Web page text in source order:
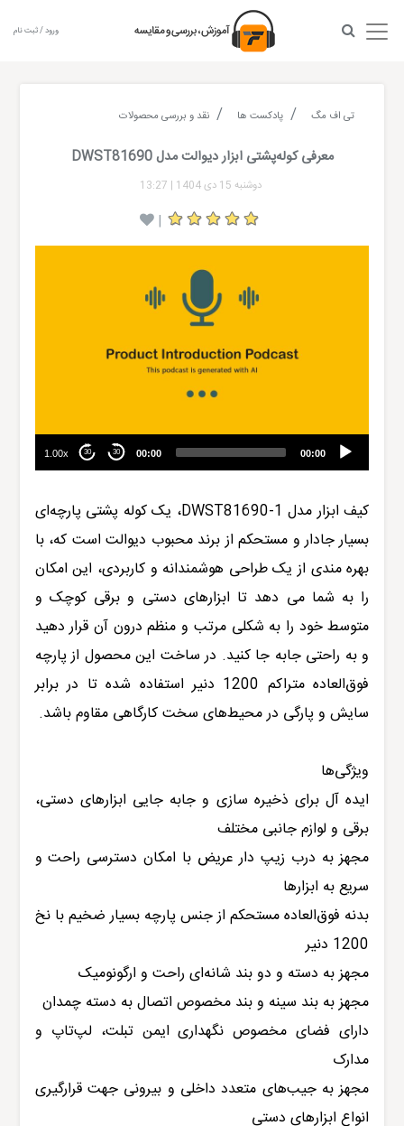
ورود / ثبت نام
تی اف مگ پادکست ها نقد و بررسی محصولات
معرفی کوله‌پشتی ابزار دیوالت مدل DWST81690
دوشنبه 15 دی 1404 |
13:27
|
00:00
00:00
30
30
1.00x
کیف ابزار مدل DWST81690-1، یک کوله پشتی پارچه‌ای
بسیار جادار و مستحکم از برند محبوب دیوالت است که، با
بهره مندی از یک طراحی هوشمندانه و کاربردی، این امکان
را به شما می دهد تا ابزارهای دستی و برقی کوچک و
متوسط خود را به شکلی مرتب و منظم درون آن قرار دهید
و به راحتی جابه جا کنید. در ساخت این محصول از پارچه‌
فوق‌العاده متراکم 1200 دنیر استفاده شده تا در برابر
سایش و پارگی‌ در محیط‌های سخت کارگاهی مقاوم باشد.
ویژگی‌ها
ایده آل برای ذخیره سازی و جابه جایی ابزارهای دستی،
برقی و لوازم جانبی مختلف
مجهز به درب زیپ دار عریض با امکان دسترسی راحت و
سریع به ابزارها
بدنه فوق‌العاده مستحکم از جنس پارچه بسیار ضخیم با نخ
1200 دنیر
مجهز به دسته و دو بند شانه‌ای راحت و ارگونومیک
مجهز به بند سینه و بند مخصوص اتصال به دسته چمدان
دارای فضای مخصوص نگهداری ایمن تبلت، لپ‌تاپ و
مدارک
مجهز به جیب‌های متعدد داخلی و بیرونی جهت قرارگیری
انواع ابزارهای دستی